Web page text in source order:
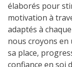
élaborés pour
motivation à
adaptés à
nous croyons en
sa place,
confiance en soi